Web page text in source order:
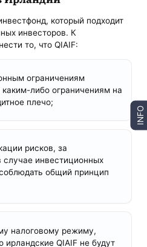
который подходит
инвесторов. К
то, что QIAIF:
ограничениям
либо ограничениям на
плечо;
рисков, за
случае инвестиционных
общий принцип
налоговому режиму,
ирландские QIAIF не будут
INFO